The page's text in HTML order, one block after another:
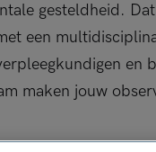
gesteldheid.
een
en
maken jouw